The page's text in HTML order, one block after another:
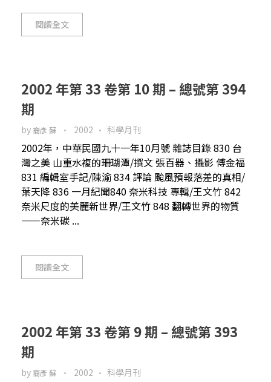
閱讀全文
2002 年第 33 卷第 10 期 – 總號第 394
期
by 裔彥 蘇 2002 科學月刊
2002年，中華民國九十一年10月號 雜誌目錄 830 台
灣之美 山重水複的珊瑚潭/撰文 張百器、攝影 傅金福
831 編輯室手記/陳渝 834 評論 颱風預報落差的真相/
葉天降 836 一月紀聞840 奈米科技 專輯/王文竹 842
奈米尺度的美麗新世界/王文竹 848 翻轉世界的物質
——奈米碳 ...
閱讀全文
2002 年第 33 卷第 9 期 – 總號第 393
期
by 裔彥 蘇 2002 科學月刊